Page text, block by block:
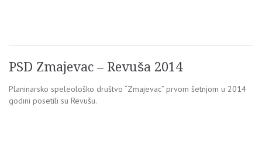
PSD Zmajevac – Revuša 2014
Planinarsko speleološko društvo “Zmajevac” prvom šetnjom u 2014
godini posetili su Revušu.